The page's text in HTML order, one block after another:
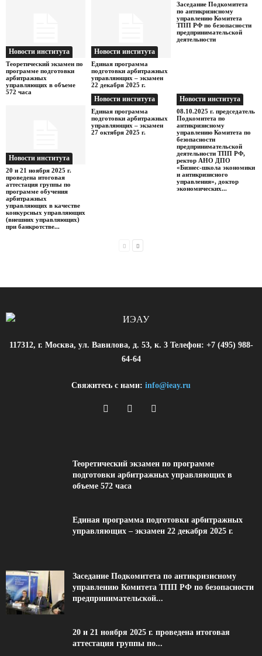
Новости института
Теоретический экзамен по
программе подготовки
арбитражных
управляющих в объеме
572 часа
Новости института
Единая программа
подготовки арбитражных
управляющих – экзамен
22 декабря 2025 г.
Заседание Подкомитета
по антикризисному
управлению Комитета
ТПП РФ по безопасности
предпринимательской
деятельности
Новости института
20 и 21 ноября 2025 г.
проведена итоговая
аттестация группы по
программе обучения
арбитражных
управляющих в качестве
конкурсных управляющих
(внешних управляющих)
при банкротстве...
Новости института
Единая программа
подготовки арбитражных
управляющих – экзамен
27 октября 2025 г.
Новости института
08.10.2025 г. председатель
Подкомитета по
антикризисному
управлению Комитета по
безопасности
предпринимательской
деятельности ТПП РФ,
ректор АНО ДПО
«Бизнес-школа экономики
и антикризисного
управления», доктор
экономических...
117312, г. Москва, ул. Вавилова, д. 53, к. 3 Телефон: +7 (495) 988-
64-64
Свяжитесь с нами: info@ieay.ru
Теоретический экзамен по программе
подготовки арбитражных управляющих в
объеме 572 часа
Единая программа подготовки арбитражных
управляющих – экзамен 22 декабря 2025 г.
Заседание Подкомитета по антикризисному
управлению Комитета ТПП РФ по безопасности
предпринимательской...
20 и 21 ноября 2025 г. проведена итоговая
аттестация группы по...